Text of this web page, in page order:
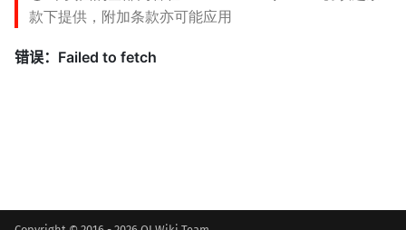
款下提供，附加条款亦可能应用